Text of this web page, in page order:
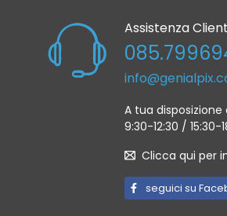
Assistenza
A tua
9:30-12:30 / 15:30-
Clicca qui per
seguici su